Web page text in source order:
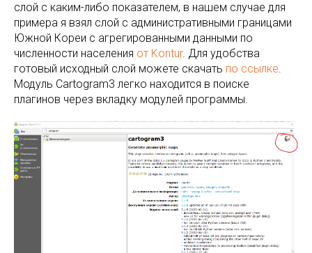
слой с каким-либо показателем, в нашем случае для
примера я взял слой с административными границами
Южной Кореи с агрегированными данными по
численности населения от Kontur. Для удобства
готовый исходный слой можете скачать по ссылке.
Модуль Cartogram3 легко находится в поиске
плагинов через вкладку модулей программы.